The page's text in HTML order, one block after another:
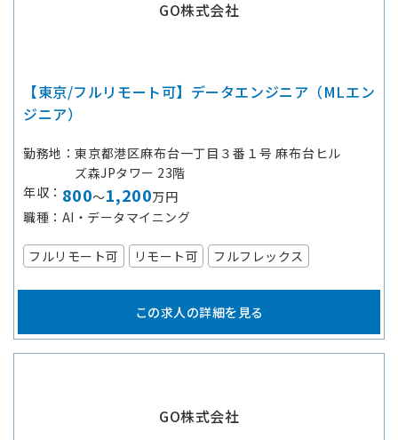
GO株式会社
【東京/フルリモート可】データエンジニア（MLエン
ジニア）
勤務地
東京都港区麻布台一丁目３番１号 麻布台ヒル
ズ森JPタワー 23階
年収
800～1,200万円
職種
AI・データマイニング
フルリモート可 リモート可 フルフレックス
この求人の詳細を見る
GO株式会社